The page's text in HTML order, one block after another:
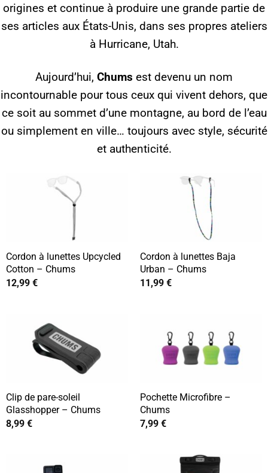
origines et continue à produire une grande partie de
ses articles aux États-Unis, dans ses propres ateliers
à Hurricane, Utah.
Aujourd’hui, Chums est devenu un nom
incontournable pour tous ceux qui vivent dehors, que
ce soit au sommet d’une montagne, au bord de l’eau
ou simplement en ville… toujours avec style, sécurité
et authenticité.
Cordon à lunettes Upcycled
Cotton – Chums
12,99 €
Cordon à lunettes Baja
Urban – Chums
11,99 €
Clip de pare-soleil
Glasshopper – Chums
8,99 €
Pochette Microfibre –
Chums
7,99 €